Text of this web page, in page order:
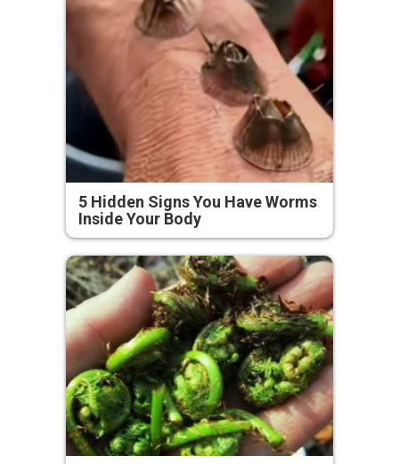
5 Hidden Signs You Have Worms
Inside Your Body